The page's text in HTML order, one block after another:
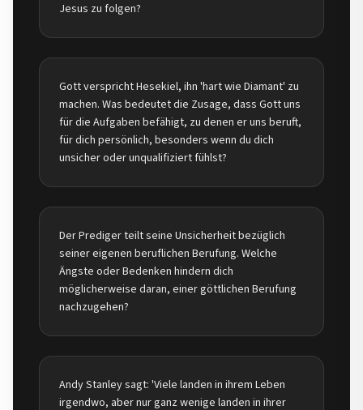
Jesus zu folgen?
Gott verspricht Hesekiel, ihn 'hart wie Diamant' zu
machen. Was bedeutet die Zusage, dass Gott uns
für die Aufgaben befähigt, zu denen er uns beruft,
für dich persönlich, besonders wenn du dich
unsicher oder unqualifiziert fühlst?
Der Prediger teilt seine Unsicherheit bezüglich
seiner eigenen beruflichen Berufung. Welche
Ängste oder Bedenken hindern dich
möglicherweise daran, einer göttlichen Berufung
nachzugehen?
Andy Stanley sagt: 'Viele landen in ihrem Leben
irgendwo, aber nur ganz wenige landen in ihrer